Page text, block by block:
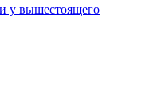
у вышестоящего